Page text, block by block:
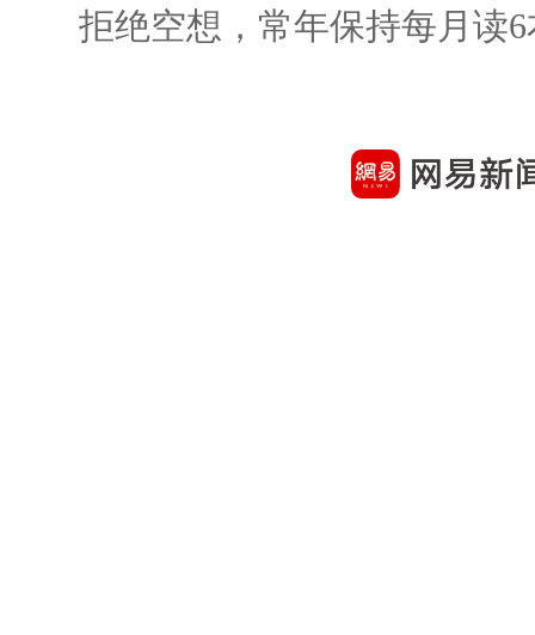
拒绝空想，常年保持每月读